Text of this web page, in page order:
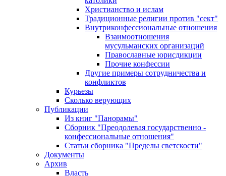
Христианство и ислам
Традиционные религии против "сект"
Внутриконфессиональные отношения
Взаимоотношения
мусульманских организаций
Православные юрисдикции
Прочие конфессии
Другие примеры сотрудничества и
конфликтов
Курьезы
Сколько верующих
Публикации
Из книг "Панорамы"
Сборник "Преодолевая государственно -
конфессиональные отношения"
Статьи сборника "Пределы светскости"
Документы
Архив
Власть